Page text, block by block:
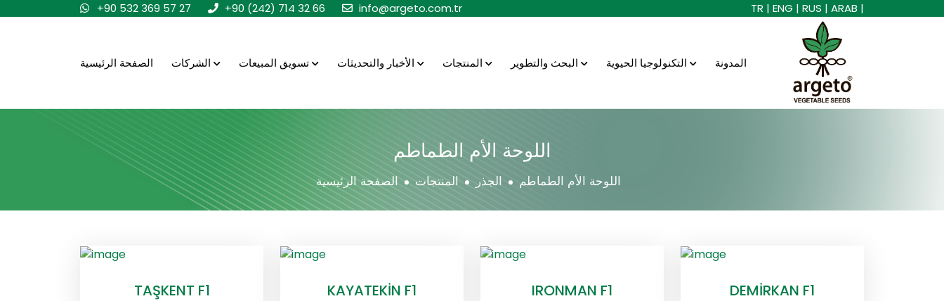
+90 532 369 57 27 +90 (242) 714 32 66 info@argeto.com.tr TR | ENG | RUS | ARAB |
الصفحة الرئيسية المدونة
اللوحة الأم الطماطم
الصفحة الرئيسية المنتجات الجذر اللوحة الأم الطماطم
TAŞKENT F1 KAYATEKİN F1 IRONMAN F1 DEMİRKAN F1